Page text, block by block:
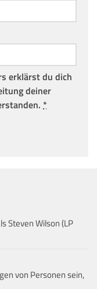
erklärst du dich
deiner
*
Steven Wilson (LP
von Personen sein,